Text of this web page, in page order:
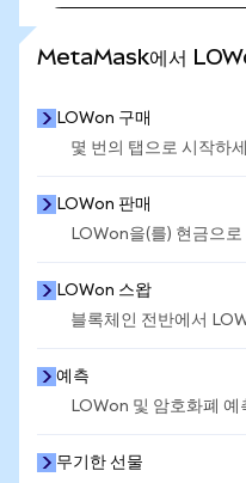
MetaMask에서
LOWon 구매
몇 번의 탭으로 시작하
LOWon 판매
LOWon을(를) 현금으
LOWon 스왑
블록체인 전반에서
예측
LOWon 및 암호화폐
무기한 선물